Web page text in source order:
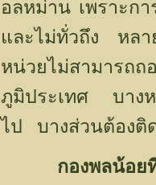
อลหม่าน เพราะ
และไม่ทั่วถึง หลา
หน่วยไม่สามารถ
ภูมิประเทศ บางห
ไป บางส่วนต้องติ
กองพลน้อย